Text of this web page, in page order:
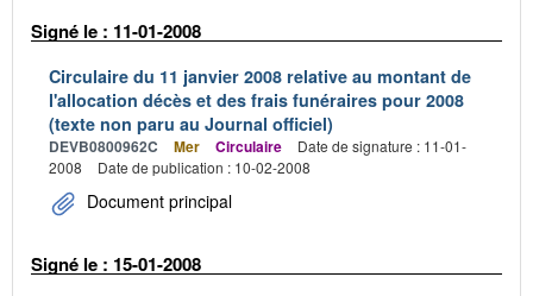
Signé le : 11-01-2008
Circulaire du 11 janvier 2008 relative au montant de
l'allocation décès et des frais funéraires pour 2008
(texte non paru au Journal officiel)
DEVB0800962C Mer Circulaire
Date de signature : 11-01-
2008
Date de publication : 10-02-2008
Document principal
Signé le : 15-01-2008